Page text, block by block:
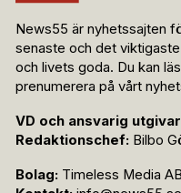
News55 är nyhetssajten
senaste och det
och livets goda. Du kan
prenumerera på vårt
VD och ansvarig
Redaktionschef: Bilbo
Bolag: Timeless Media